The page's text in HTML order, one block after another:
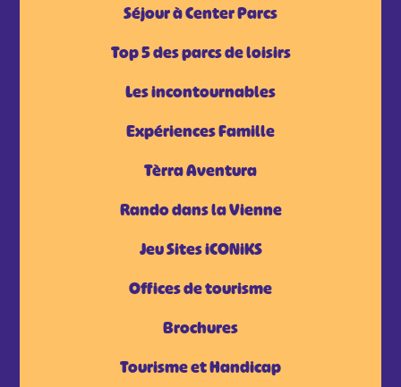
Séjour à Center Parcs
Top 5 des parcs de loisirs
Les incontournables
Expériences Famille
Tèrra Aventura
Rando dans la Vienne
Jeu Sites iCONiKS
Offices de tourisme
Brochures
Tourisme et Handicap